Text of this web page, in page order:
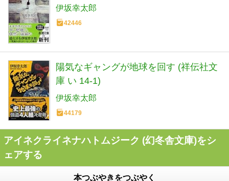
伊坂幸太郎
42446
陽気なギャングが地球を回す (祥伝社文
庫 い 14-1)
伊坂幸太郎
44179
アイネクライネナハトムジーク (幻冬舎文庫)をシ
ェアする
本つぶやきをつぶやく